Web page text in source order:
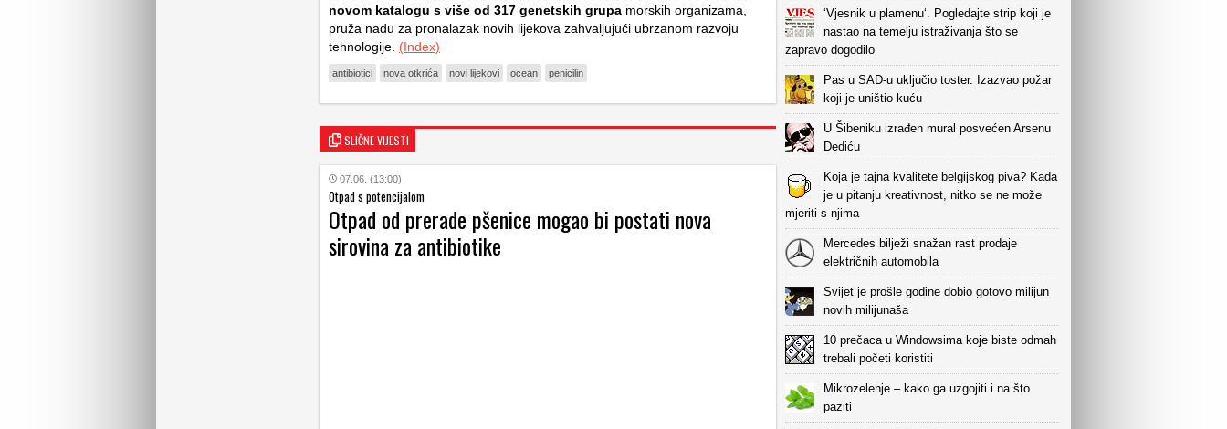
novom katalogu s više od 317 genetskih grupa morskih organizama,
pruža nadu za pronalazak novih lijekova zahvaljujući ubrzanom razvoju
tehnologije. (Index)
antibiotici nova otkrića novi lijekovi ocean penicilin
SLIČNE VIJESTI
07.06. (13:00)
Otpad s potencijalom
Otpad od prerade pšenice mogao bi postati nova
sirovina za antibiotike
‘Vjesnik u plamenu‘. Pogledajte strip koji je
nastao na temelju istraživanja što se
zapravo dogodilo
Pas u SAD-u uključio toster. Izazvao požar
koji je uništio kuću
U Šibeniku izrađen mural posvećen Arsenu
Dediću
Koja je tajna kvalitete belgijskog piva? Kada
je u pitanju kreativnost, nitko se ne može
mjeriti s njima
Mercedes bilježi snažan rast prodaje
električnih automobila
Svijet je prošle godine dobio gotovo milijun
novih milijunaša
10 prečaca u Windowsima koje biste odmah
trebali početi koristiti
Mikrozelenje – kako ga uzgojiti i na što
paziti